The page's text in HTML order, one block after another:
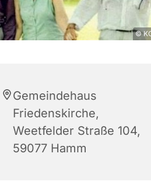
©
Gemeindehaus
Friedenskirche,
Weetfelder Straße 104,
59077 Hamm